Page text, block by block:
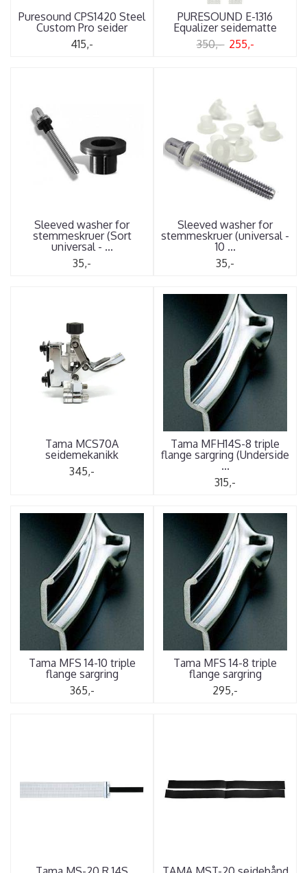
Puresound CPS1420 Steel
Custom Pro seider
415,-
PURESOUND E-1316
Equalizer seidematte
350,- 255,-
Sleeved washer for
stemmeskruer (Sort
universal - ...
35,-
Sleeved washer for
stemmeskruer (universal -
10 ...
35,-
Tama MCS70A
seidemekanikk
345,-
Tama MFH14S-8 triple
flange sargring (Underside
...
315,-
Tama MFS 14-10 triple
flange sargring
365,-
Tama MFS 14-8 triple
flange sargring
295,-